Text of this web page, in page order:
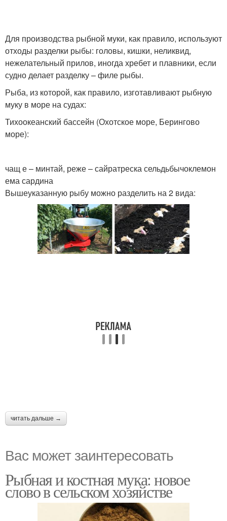
Для производства рыбной муки, как правило, используют
отходы разделки рыбы: головы, кишки, неликвид,
нежелательный прилов, иногда хребет и плавники, если
судно делает разделку – филе рыбы.
Рыба, из которой, как правило, изготавливают рыбную
муку в море на судах:
Тихоокеанский бассейн (Охотское море, Берингово
море):
чащ е – минтай, реже – сайратреска сельдьбычоклемон
ема сардина
Вышеуказанную рыбу можно разделить на 2 вида:
читать дальше →
Вас может заинтересовать
Рыбная и костная мука: новое
слово в сельском хозяйстве